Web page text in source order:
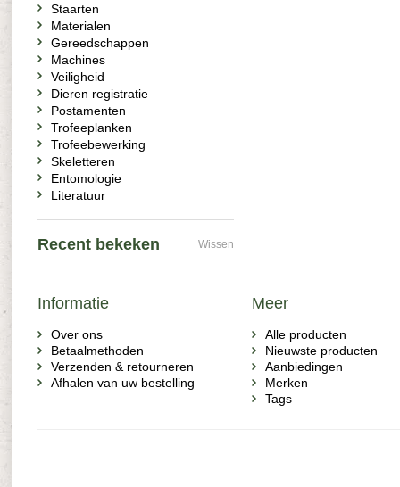
Staarten
Materialen
Gereedschappen
Machines
Veiligheid
Dieren registratie
Postamenten
Trofeeplanken
Trofeebewerking
Skeletteren
Entomologie
Literatuur
Recent bekeken Wissen
Informatie
Over ons
Betaalmethoden
Verzenden & retourneren
Afhalen van uw bestelling
Meer
Alle producten
Nieuwste producten
Aanbiedingen
Merken
Tags